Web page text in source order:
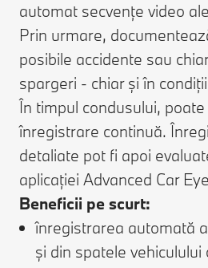
automat secvențe video
Prin urmare,
posibile accidente sau
spargeri - chiar și în
În timpul condusului,
înregistrare continuă.
detaliate pot fi apoi
aplicației Advanced Car
Beneficii pe scurt:
înregistrarea automată
și din spatele vehiculului